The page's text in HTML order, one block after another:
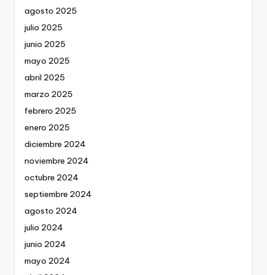
agosto 2025
julio 2025
junio 2025
mayo 2025
abril 2025
marzo 2025
febrero 2025
enero 2025
diciembre 2024
noviembre 2024
octubre 2024
septiembre 2024
agosto 2024
julio 2024
junio 2024
mayo 2024